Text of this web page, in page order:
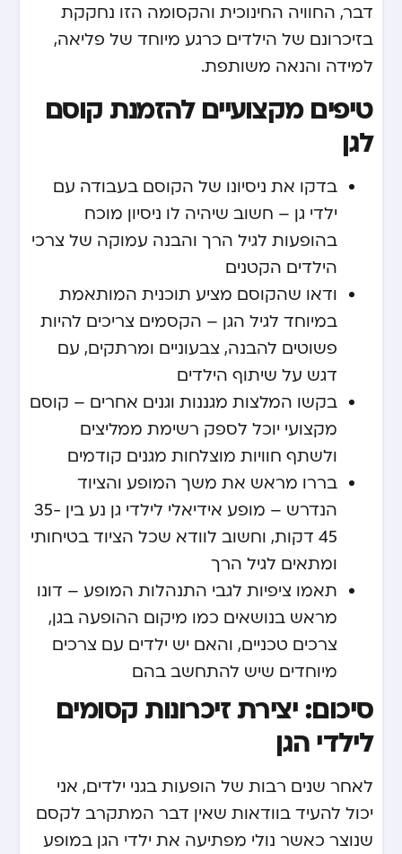
דבר, החוויה החינוכית והקסומה הזו נחקקת
בזיכרונם של הילדים כרגע מיוחד של פליאה,
למידה והנאה משותפת.
טיפים מקצועיים להזמנת קוסם
לגן
בדקו את ניסיונו של הקוסם בעבודה עם
ילדי גן – חשוב שיהיה לו ניסיון מוכח
בהופעות לגיל הרך והבנה עמוקה של צרכי
הילדים הקטנים
ודאו שהקוסם מציע תוכנית המותאמת
במיוחד לגיל הגן – הקסמים צריכים להיות
פשוטים להבנה, צבעוניים ומרתקים, עם
דגש על שיתוף הילדים
בקשו המלצות מגננות וגנים אחרים – קוסם
מקצועי יוכל לספק רשימת ממליצים
ולשתף חוויות מוצלחות מגנים קודמים
בררו מראש את משך המופע והציוד
הנדרש – מופע אידיאלי לילדי גן נע בין 35-
45 דקות, וחשוב לוודא שכל הציוד בטיחותי
ומתאים לגיל הרך
תאמו ציפיות לגבי התנהלות המופע – דונו
מראש בנושאים כמו מיקום ההופעה בגן,
צרכים טכניים, והאם יש ילדים עם צרכים
מיוחדים שיש להתחשב בהם
סיכום: יצירת זיכרונות קסומים
לילדי הגן
לאחר שנים רבות של הופעות בגני ילדים, אני
יכול להעיד בוודאות שאין דבר המתקרב לקסם
שנוצר כאשר נולי מפתיעה את ילדי הגן במופע